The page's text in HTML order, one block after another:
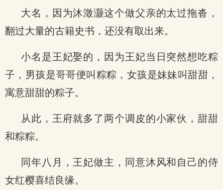
大名，因为沐澂灏这个做父亲的太过拖沓，
翻过大量的古籍史书，还没有取出来。
小名是王妃娶的，因为王妃当日突然想吃粽
子，男孩是哥哥便叫粽粽，女孩是妹妹叫甜甜，
寓意甜甜的粽子。
从此，王府就多了两个调皮的小家伙，甜甜
和粽粽。
同年八月，王妃做主，同意沐风和自己的侍
女红樱喜结良缘。